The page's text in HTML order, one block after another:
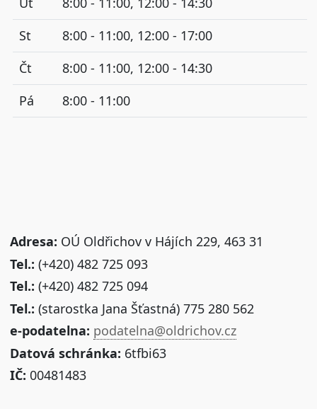
St
8:00 - 11:00, 12:00 - 17:00
Čt
8:00 - 11:00, 12:00 - 14:30
Pá
8:00 - 11:00
Adresa: OÚ Oldřichov v Hájích 229, 463 31
Tel.: (+420) 482 725 093
Tel.: (+420) 482 725 094
Tel.: (starostka Jana Šťastná) 775 280 562
e-podatelna: podatelna@oldrichov.cz
Datová schránka: 6tfbi63
IČ: 00481483